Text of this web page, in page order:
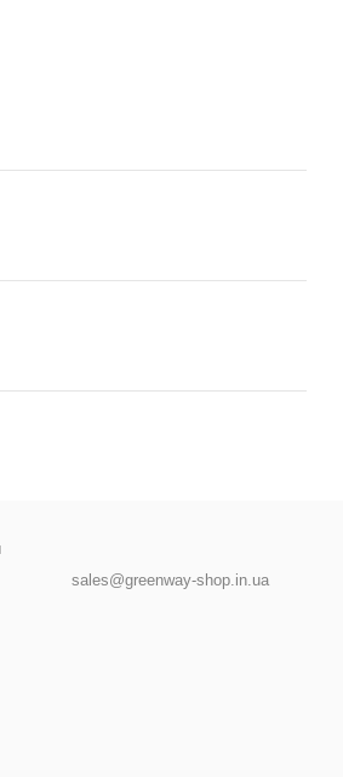
sales@greenway-shop.in.ua